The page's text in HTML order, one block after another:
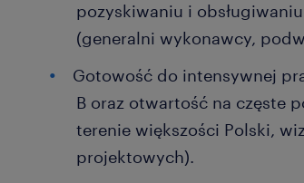
pozyskiwaniu i
(generalni wykonawcy,
Gotowość do intensywnej
B oraz otwartość na częste
terenie większości Polski,
projektowych).